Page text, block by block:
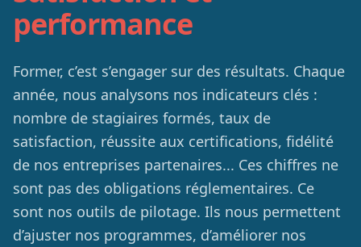
performance
Former, c’est s’engager sur des résultats. Chaque
année, nous analysons nos indicateurs clés :
nombre de stagiaires formés, taux de
satisfaction, réussite aux certifications, fidélité
de nos entreprises partenaires... Ces chiffres ne
sont pas des obligations réglementaires. Ce
sont nos outils de pilotage. Ils nous permettent
d’ajuster nos programmes, d’améliorer nos